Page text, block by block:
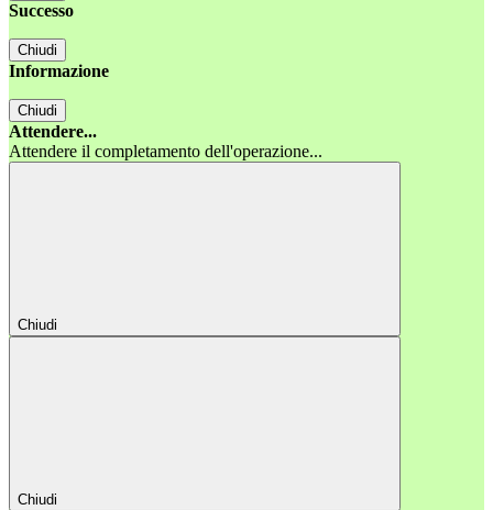
Successo
Chiudi
Informazione
Chiudi
Attendere...
Attendere il completamento dell'operazione...
Chiudi
Chiudi